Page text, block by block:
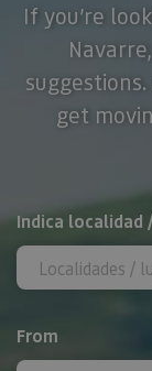
If you’re
get
Search
Indica localidad
From